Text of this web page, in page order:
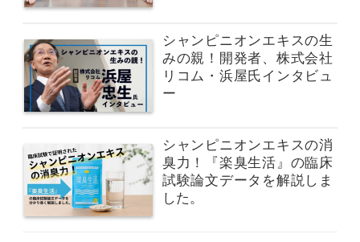
シャンピニオンエキスの生
みの親！開発者、株式会社
リコム・浜屋氏インタビュ
ー
シャンピニオンエキスの消
臭力！『楽臭生活』の臨床
試験論文データを解説しま
した。